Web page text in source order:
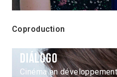
Coproduction
Diálogo
Cinéma en